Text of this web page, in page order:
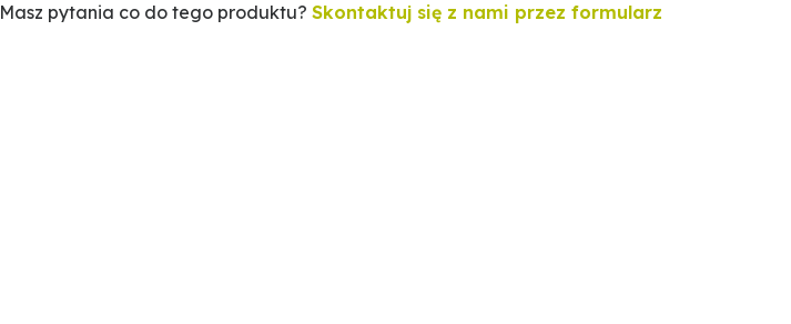
Masz pytania co do tego produktu?Skontaktuj się z nami przez formularz